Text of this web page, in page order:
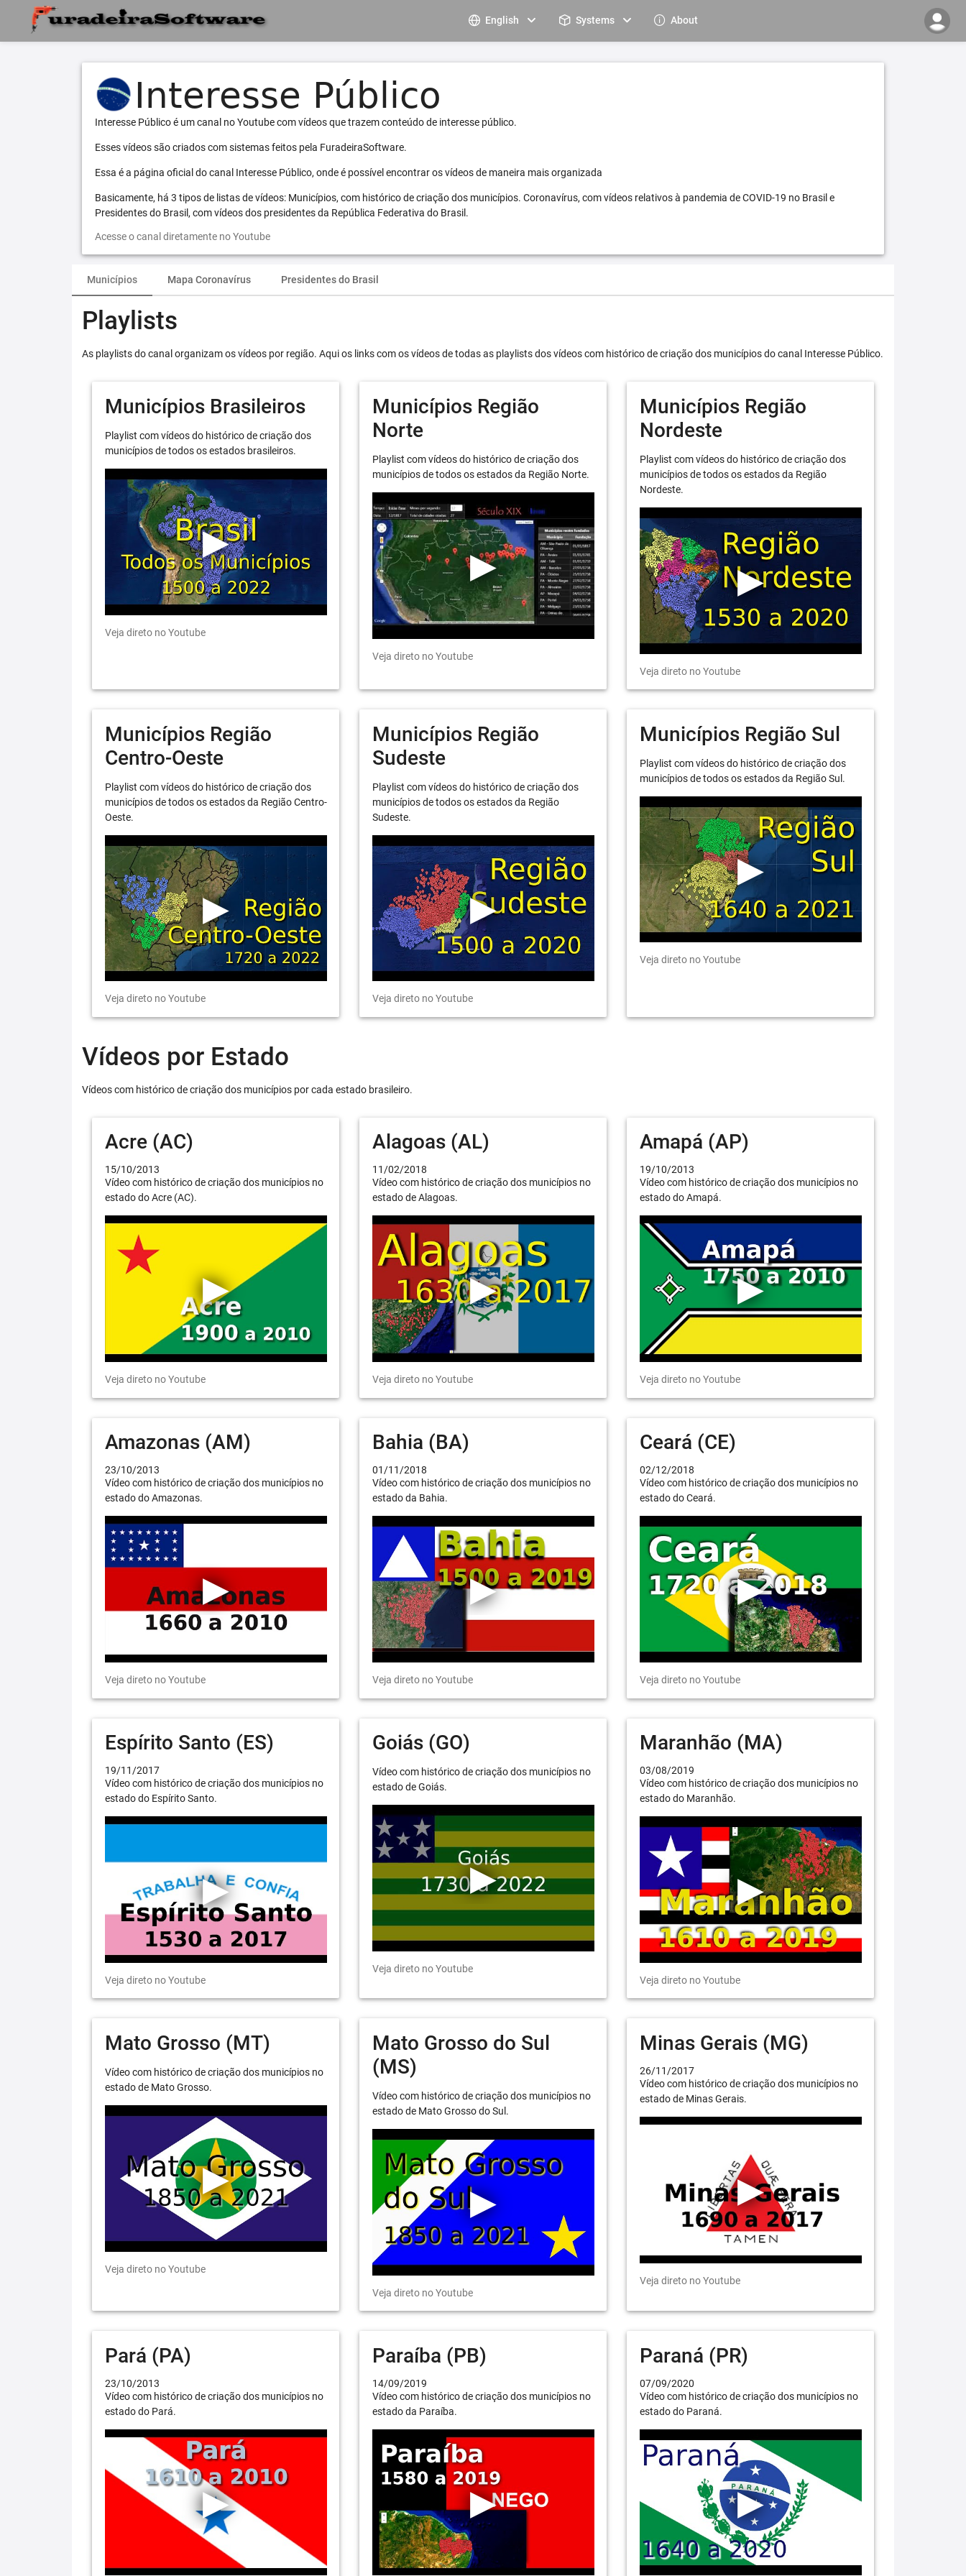
English Systems About
Interesse Público é um canal no Youtube com vídeos que trazem conteúdo de interesse público.
Esses vídeos são criados com sistemas feitos pela FuradeiraSoftware.
Essa é a página oficial do canal Interesse Público, onde é possível encontrar os vídeos de maneira mais organizada
Basicamente, há 3 tipos de listas de vídeos: Municípios, com histórico de criação dos municípios. Coronavírus, com vídeos relativos à pandemia de COVID-19 no Brasil e
Presidentes do Brasil, com vídeos dos presidentes da República Federativa do Brasil.
Acesse o canal diretamente no Youtube
Municípios Mapa Coronavírus Presidentes do Brasil
Playlists
As playlists do canal organizam os vídeos por região. Aqui os links com os vídeos de todas as playlists dos vídeos com histórico de criação dos municípios do canal Interesse Público.
Municípios Brasileiros
Playlist com vídeos do histórico de criação dos
municípios de todos os estados brasileiros.
Veja direto no Youtube
Municípios Região
Norte
Playlist com vídeos do histórico de criação dos
municípios de todos os estados da Região Norte.
Veja direto no Youtube
Municípios Região
Nordeste
Playlist com vídeos do histórico de criação dos
municípios de todos os estados da Região
Nordeste.
Veja direto no Youtube
Municípios Região
Centro-Oeste
Playlist com vídeos do histórico de criação dos
municípios de todos os estados da Região Centro-
Oeste.
Veja direto no Youtube
Municípios Região
Sudeste
Playlist com vídeos do histórico de criação dos
municípios de todos os estados da Região
Sudeste.
Veja direto no Youtube
Municípios Região Sul
Playlist com vídeos do histórico de criação dos
municípios de todos os estados da Região Sul.
Veja direto no Youtube
Vídeos por Estado
Vídeos com histórico de criação dos municípios por cada estado brasileiro.
Acre (AC)
15/10/2013
Vídeo com histórico de criação dos municípios no
estado do Acre (AC).
Veja direto no Youtube
Alagoas (AL)
11/02/2018
Vídeo com histórico de criação dos municípios no
estado de Alagoas.
Veja direto no Youtube
Amapá (AP)
19/10/2013
Vídeo com histórico de criação dos municípios no
estado do Amapá.
Veja direto no Youtube
Amazonas (AM)
23/10/2013
Vídeo com histórico de criação dos municípios no
estado do Amazonas.
Veja direto no Youtube
Bahia (BA)
01/11/2018
Vídeo com histórico de criação dos municípios no
estado da Bahia.
Veja direto no Youtube
Ceará (CE)
02/12/2018
Vídeo com histórico de criação dos municípios no
estado do Ceará.
Veja direto no Youtube
Espírito Santo (ES)
19/11/2017
Vídeo com histórico de criação dos municípios no
estado do Espírito Santo.
Veja direto no Youtube
Goiás (GO)
Vídeo com histórico de criação dos municípios no
estado de Goiás.
Veja direto no Youtube
Maranhão (MA)
03/08/2019
Vídeo com histórico de criação dos municípios no
estado do Maranhão.
Veja direto no Youtube
Mato Grosso (MT)
Vídeo com histórico de criação dos municípios no
estado de Mato Grosso.
Veja direto no Youtube
Mato Grosso do Sul
(MS)
Vídeo com histórico de criação dos municípios no
estado de Mato Grosso do Sul.
Veja direto no Youtube
Minas Gerais (MG)
26/11/2017
Vídeo com histórico de criação dos municípios no
estado de Minas Gerais.
Veja direto no Youtube
Pará (PA)
23/10/2013
Vídeo com histórico de criação dos municípios no
estado do Pará.
Paraíba (PB)
14/09/2019
Vídeo com histórico de criação dos municípios no
estado da Paraíba.
Paraná (PR)
07/09/2020
Vídeo com histórico de criação dos municípios no
estado do Paraná.